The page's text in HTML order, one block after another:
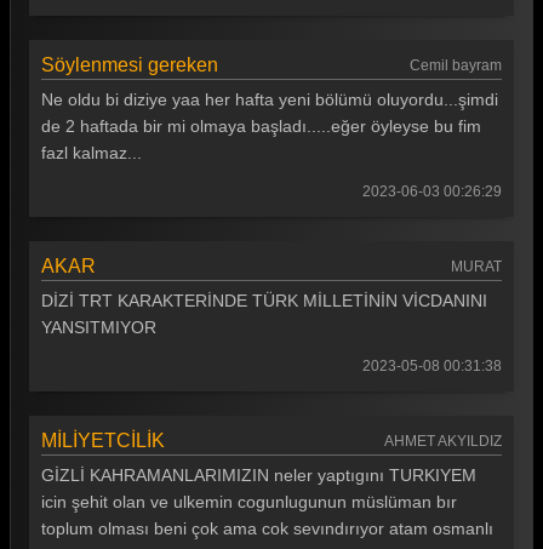
Söylenmesi gereken Cemil bayram
Ne oldu bi diziye yaa her hafta yeni bölümü oluyordu...şimdi
de 2 haftada bir mi olmaya başladı.....eğer öyleyse bu fim
fazl kalmaz...
2023-06-03 00:26:29
AKAR MURAT
DİZİ TRT KARAKTERİNDE TÜRK MİLLETİNİN VİCDANINI
YANSITMIYOR
2023-05-08 00:31:38
MİLİYETCİLİK AHMET AKYILDIZ
GİZLİ KAHRAMANLARIMIZIN neler yaptıgını TURKIYEM
icin şehit olan ve ulkemin cogunlugunun müslüman bır
toplum olması beni çok ama cok sevındırıyor atam osmanlı